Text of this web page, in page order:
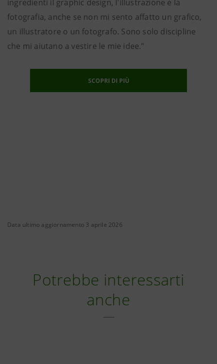
ingredienti il graphic design, l'illustrazione e la
fotografia, anche se non mi sento affatto un grafico,
un illustratore o un fotografo. Sono solo discipline
che mi aiutano a vestire le mie idee."
SCOPRI DI PIÙ
Data ultimo aggiornamento 3 aprile 2026
Potrebbe interessarti
anche